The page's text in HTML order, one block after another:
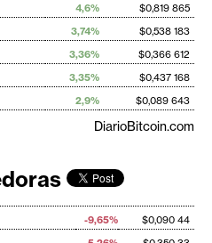
4,6%
$0,819 865
3,74%
$0,538 183
3,36%
$0,366 612
3,35%
$0,437 168
2,9% $0,089 643
DiarioBitcoin.com
-9,65%
$0,090 44